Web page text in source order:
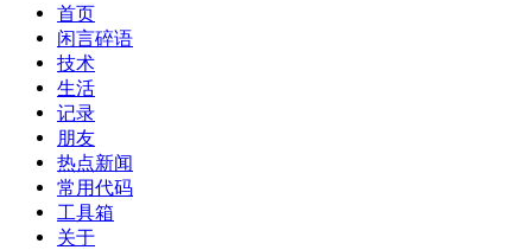
首页
闲言碎语
技术
生活
记录
朋友
热点新闻
常用代码
工具箱
关于